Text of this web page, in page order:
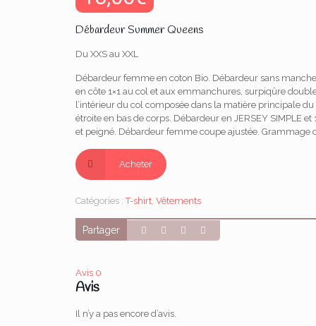
Débardeur Summer Queens
Du XXS au XXL
Débardeur femme en coton Bio. Débardeur sans
en côte 1×1 au col et aux emmanchures, surpiqûre
l’intérieur du col composée dans la matière principale
étroite en bas de corps. Débardeur en JERSEY SIMPLE et
et peigné. Débardeur femme coupe ajustée. Grammage
Acheter
Catégories :T-shirt, Vêtements
Partager
Avis 0
Avis
Il n’y a pas encore d’avis.